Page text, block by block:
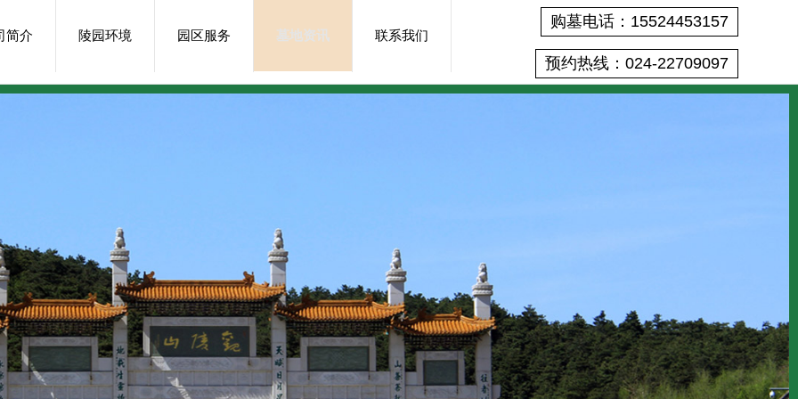
简介 陵园环境 园区服务 墓地资讯 联系我们
购墓电话：15524453157
预约热线：024-22709097